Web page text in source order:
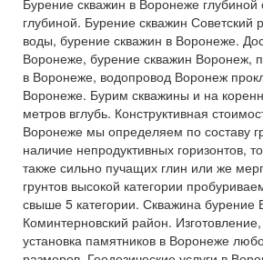
Бурение скважин в Воронеже
глубиной. Бурение скважин Советский
воды, бурение скважин в Воронеже.
Воронеже, бурение скважин Воронеж,
в Воронеже, водопровод Воронеж
Воронеже. Бурим скважины и на
метров вглубь. Конструктивная
Воронеже мы определяем по составу
наличие непродуктивных горизонтов,
также сильно пучащих глин или же
грунтов высокой категории
свыше 5 категории. Скважина бурение
Коминтерновский район.
установка памятников в Воронеже